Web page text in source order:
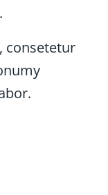
consetetur